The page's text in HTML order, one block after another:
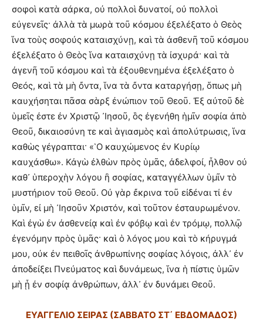
σοφοὶ κατὰ σάρκα, οὐ πολλοὶ δυνατοί, οὐ πολλοὶ
εὐγενεῖς· ἀλλὰ τὰ μωρὰ τοῦ κόσμου ἐξελέξατο ὁ Θεὸς
ἵνα τοὺς σοφούς καταισχύνῃ, καὶ τὰ ἀσθενῆ τοῦ κόσμου
ἐξελέξατο ὁ Θεὸς ἵνα καταισχύνῃ τὰ ἰσχυρά· καὶ τὰ
ἀγενῆ τοῦ κόσμου καὶ τὰ ἐξουθενημένα ἐξελέξατο ὁ
Θεός, καὶ τὰ μὴ ὄντα, ἵνα τὰ ὄντα καταργήσῃ, ὅπως μὴ
καυχήσηται πᾶσα σὰρξ ἐνώπιον τοῦ Θεοῦ. Ἐξ αὐτοῦ δὲ
ὑμεῖς ἐστε ἐν Χριστῷ ᾽Ιησοῦ, ὃς ἐγενήθη ἡμῖν σοφία ἀπὸ
Θεοῦ, δικαιοσύνη τε καὶ ἁγιασμὸς καὶ ἀπολύτρωσις, ἵνα
καθὼς γέγραπται· «῾Ο καυχώμενος ἐν Κυρίῳ
καυχάσθω». Κἀγὼ ἐλθὼν πρὸς ὑμᾶς, ἀδελφοί, ἦλθον οὐ
καθ᾽ ὑπεροχὴν λόγου ἢ σοφίας, καταγγέλλων ὑμῖν τὸ
μυστήριον τοῦ Θεοῦ. Οὐ γὰρ ἔκρινα τοῦ εἰδέναι τί ἐν
ὑμῖν, εἰ μὴ ᾽Ιησοῦν Χριστόν, καὶ τοῦτον ἐσταυρωμένον.
Καὶ ἐγὼ ἐν ἀσθενείᾳ καὶ ἐν φόβῳ καὶ ἐν τρόμῳ, πολλῷ
ἐγενόμην πρὸς ὑμᾶς· καὶ ὁ λόγος μου καὶ τὸ κήρυγμά
μου, οὐκ ἐν πειθοῖς ἀνθρωπίνης σοφίας λόγοις, ἀλλ᾽ ἐν
ἀποδείξει Πνεύματος καὶ δυνάμεως, ἵνα ἡ πίστις ὑμῶν
μὴ ᾖ ἐν σοφίᾳ ἀνθρώπων, ἀλλ᾽ ἐν δυνάμει Θεοῦ.
ΕΥΑΓΓΕΛΙΟ ΣΕΙΡΑΣ (ΣΑΒΒΑΤΟ ΣΤ΄ ΕΒΔΟΜΑΔΟΣ)